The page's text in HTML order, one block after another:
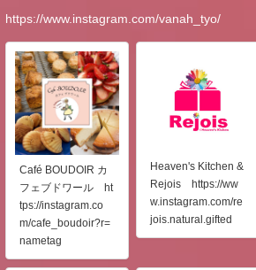
https://www.instagram.com/vanah_tyo/
Café BOUDOIR カ
フェブドワール ht
tps://instagram.co
m/cafe_boudoir?r=
nametag
Heaven's Kitchen &
Rejois https://ww
w.instagram.com/re
jois.natural.gifted